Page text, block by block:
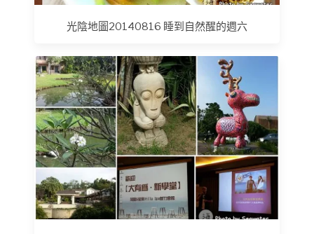
光陰地圖20140816 睡到自然醒的週六